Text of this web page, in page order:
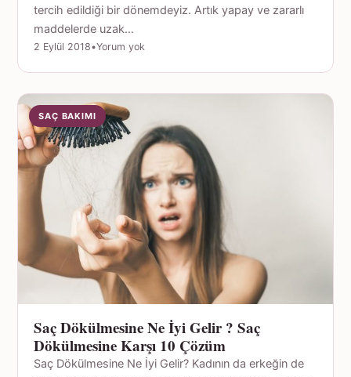
tercih edildiği bir dönemdeyiz. Artık yapay ve zararlı
maddelerde uzak…
2 Eylül 2018•Yorum yok
SAÇ BAKIMI
Saç Dökülmesine Ne İyi Gelir ? Saç
Dökülmesine Karşı 10 Çözüm
Saç Dökülmesine Ne İyi Gelir? Kadının da erkeğin de